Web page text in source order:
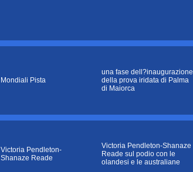
Mondiali Pista
una fase dell?inaugurazione
della prova iridata di Palma
di Maiorca
Victoria Pendleton-
Shanaze Reade
Victoria Pendleton-Shanaze
Reade sul podio con le
olandesi e le australiane